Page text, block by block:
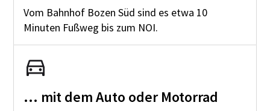
Vom Bahnhof Bozen Süd sind es etwa 10
Minuten Fußweg bis zum NOI.
... mit dem Auto oder Motorrad